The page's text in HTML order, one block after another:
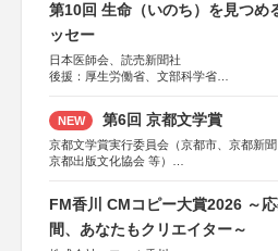
第10回 生命（いのち）を見つめ
ッセー
日本医師会、読売新聞社
後援：厚生労働省、文部科学省
しん生命保険株式会社
NEW 第6回 京都文学賞
京都文学賞実行委員会（京都市、京都新
京都出版文化協会 等）
KADOKAWA、河出書房新社、幻冬舎、講
集英社、小学館、祥伝社、新潮社、淡交社
マ社、徳間書店、早川書房、PHP研究所、
秋、ポプラ社、毎日新聞出版
FM香川 CMコピー大賞2026 ～
間、あなたもクリエイター～